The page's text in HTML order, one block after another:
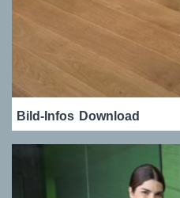
Bild-Infos Download